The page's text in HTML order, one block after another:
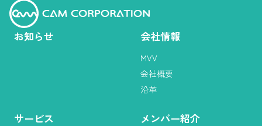
お知らせ 会社情報
MVV
会社概要
沿革
サービス メンバー紹介